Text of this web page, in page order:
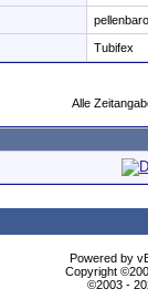
Tubifex
Alle
Powered by
Copyright
©2003 -